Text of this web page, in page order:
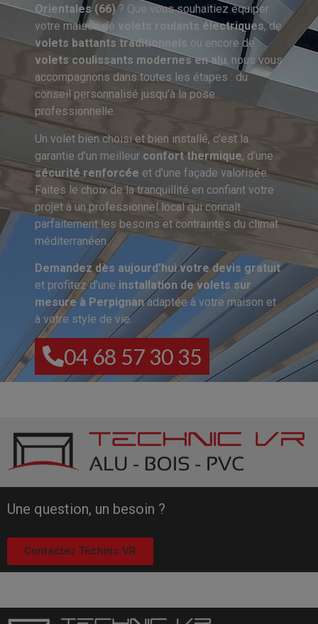
Orientales (66)? Que vous souhaitiez équiper
votre maison de volets roulants électriques, de
volets battants traditionnels ou encore de
volets coulissants modernes en alu, nous vous
accompagnons dans toutes les étapes : du
conseil personnalisé jusqu’à la pose
professionnelle.
Un volet bien choisi et bien installé, c’est la
garantie d’un meilleur confort thermique, d’une
sécurité renforcée et d’une façade valorisée.
Faites le choix de la tranquillité en confiant votre
projet à un professionnel local qui connaît
parfaitement les besoins et contraintes du climat
méditerranéen.
Demandez dès aujourd’hui votre devis gratuit
et profitez d’une installation de volets sur
mesure à Perpignanadaptée à votre maison et
à votre style de vie.
04 68 57 30 35
Une question, un besoin ?
Contactez Technic VR